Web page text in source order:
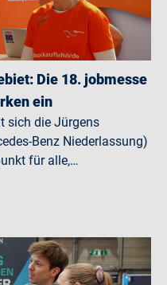
Die 18. jobmesse
ein
sich die Jürgens
Benz Niederlassung)
für alle,…